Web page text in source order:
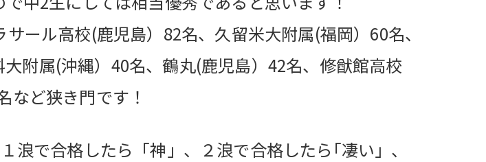
ール高校(鹿児島）82名、久留米大附属(福岡）60名、
大附属(沖縄）40名、鶴丸(鹿児島）42名、修猷館高校
など狭き門です！
で合格したら「神」、２浪で合格したら｢凄い」、